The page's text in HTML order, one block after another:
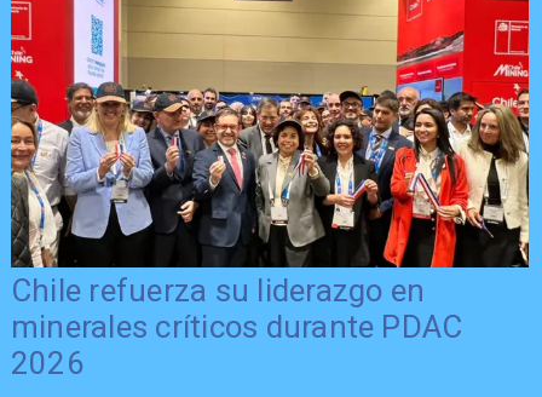
Chile refuerza su liderazgo en
minerales críticos durante PDAC
2026